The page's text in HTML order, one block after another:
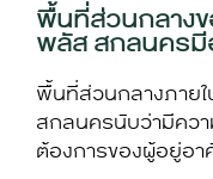
พื้นที่ส่วนกลาง
พลัส สกลนครมี
พื้นที่ส่วนกลางภายใ
สกลนครนับว่ามีคว
ต้องการของผู้อยู่อา